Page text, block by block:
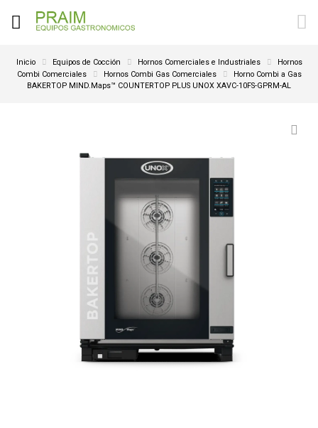
Inicio Equipos de Cocción Hornos Comerciales e Industriales
Hornos
Combi Comerciales
Hornos Combi Gas Comerciales
Horno Combi a Gas
BAKERTOP MIND.Maps™ COUNTERTOP PLUS UNOX XAVC-10FS-GPRM-AL